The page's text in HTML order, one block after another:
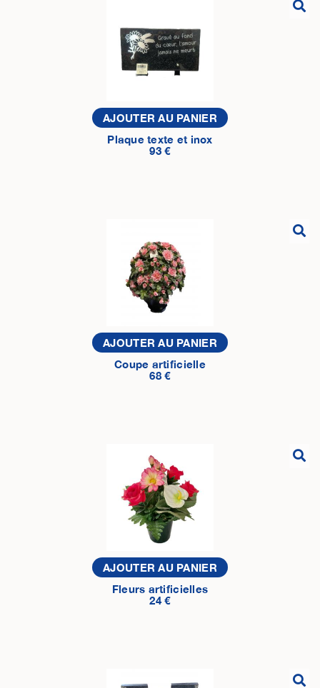
AJOUTER AU PANIER
Plaque texte et inox
93 €
AJOUTER AU PANIER
Coupe artificielle
68 €
AJOUTER AU PANIER
Fleurs artificielles
24 €